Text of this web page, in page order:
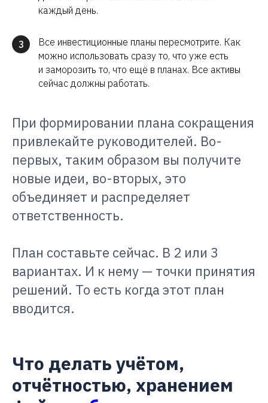
каждый день.
3
Все инвестиционные планы пересмотрите. Как
можно использовать сразу то, что уже есть
и заморозить то, что ещё в планах. Все активы
сейчас должны работать.
При формировании плана сокращения
привлекайте руководителей. Во-
первых, таким образом вы получите
новые идеи, во-вторых, это
объединяет и распределяет
ответственность.
План составьте сейчас. В 2 или 3
вариантах. И к нему — точки принятия
решений. То есть когда этот план
вводится.
Что делать учётом,
отчётностью, хранением